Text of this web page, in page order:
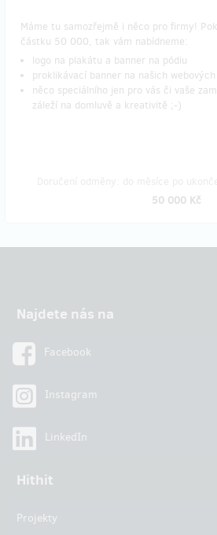
Máme tu samozřejmě i něco pro firmy!
částku 50 000, tak vám nabídneme:
logo na plakátu a banner na pódiu
proklikávací banner na našich
něco speciálního jen pro vás či vaše
záleží na domluvě a kreativitě ;-)
50 000 Kč
Najdete nás na
Facebook
Instagram
LinkedIn
Hithit
Projekty